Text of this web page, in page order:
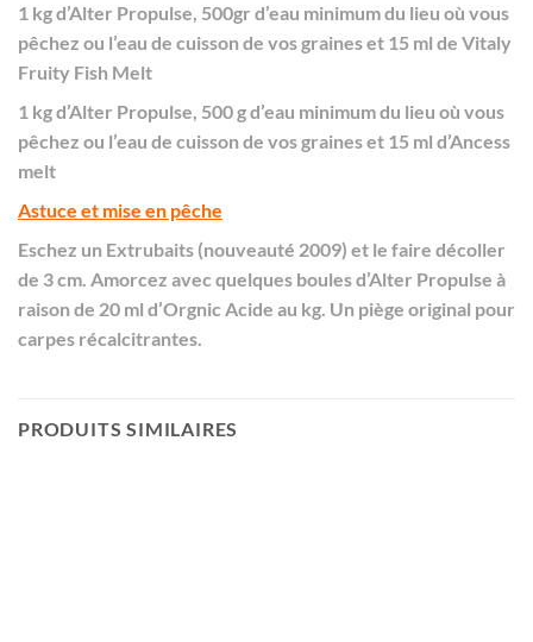
1 kg d’Alter Propulse, 500gr d’eau minimum du lieu où vous
pêchez ou l’eau de cuisson de vos graines et 15 ml de Vitaly
Fruity Fish Melt
1 kg d’Alter Propulse, 500 g d’eau minimum du lieu où vous
pêchez ou l’eau de cuisson de vos graines et 15 ml d’Ancess
melt
Astuce et mise en pêche
Eschez un Extrubaits (nouveauté 2009) et le faire décoller
de 3 cm. Amorcez avec quelques boules d’Alter Propulse à
raison de 20 ml d’Orgnic Acide au kg. Un piège original pour
carpes récalcitrantes.
PRODUITS SIMILAIRES